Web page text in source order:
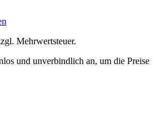
Mehrwertsteuer.
und unverbindlich an, um die Preise